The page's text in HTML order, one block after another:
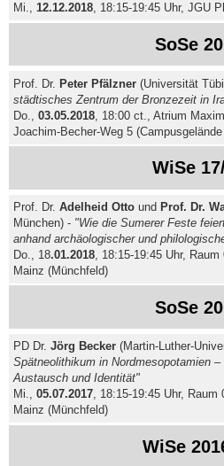
Mi.,12.12.2018, 18:15-19:45 Uhr, JGU
SoSe
Prof. Dr. Peter Pfälzner (Universität
städtisches Zentrum der Bronzezeit in
Do.,03.05.2018 , 18:00 ct., Atrium
Joachim-Becher-Weg 5
WiSe
Prof. Dr.Adelheid Ottound Prof. Dr.
München) - "Wie die Sumerer Feste
anhand archäologischer und
Do., 18.01.2018 , 18:15-19:45 Uhr,
Mainz (Münchfeld)
SoSe
PD Dr.Jörg Becker (Martin-Luther-
Spätneolithikum in Nordmesopotamien –
Austausch und Identität"
Mi.,05.07.2017, 18:15-19:45 Uhr, Raum
Mainz (Münchfeld)
WiSe